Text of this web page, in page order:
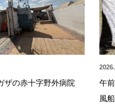
ザの赤十字野外病院
午
風